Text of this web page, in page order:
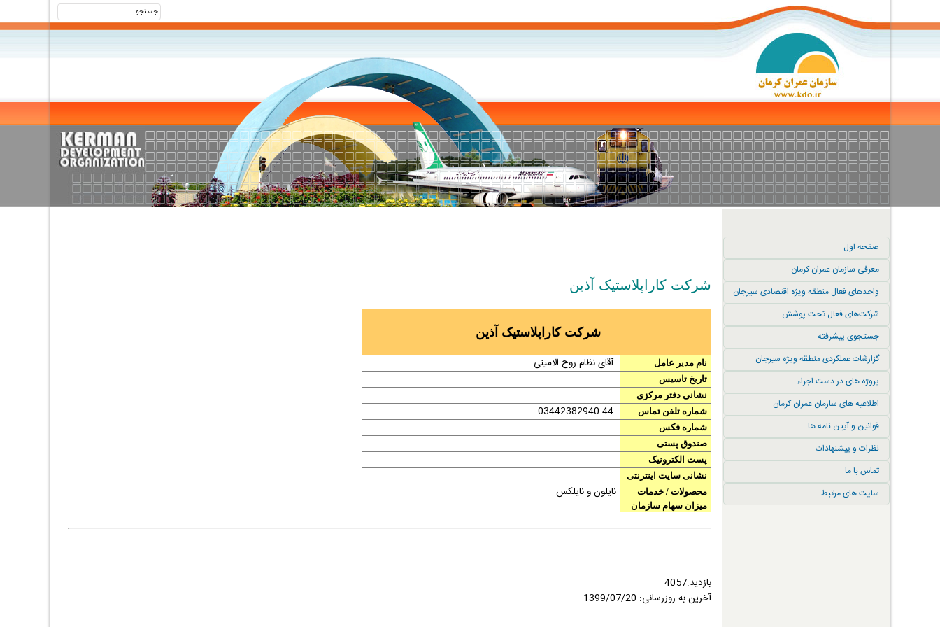
صفحه اول
معرفی سازمان عمران کرمان
واحدهای فعال منطقه ویژه اقتصادی سیرجان
شرکت‌های فعال تحت پوشش
جستجوی پیشرفته
گزارشات عملکردی منطقه ویژه سیرجان
پروژه های در دست اجراء
اطلاعیه های سازمان عمران کرمان
قوانین و آیین نامه ها
نظرات و پیشنهادات
تماس با ما
سایت های مرتبط
شرکت کاراپلاستیک آذین
شرکت کاراپلاستیک آذین
نام مدیر عامل آقای نظام روح الامینی
تاریخ تاسیس
نشانی دفتر مرکزی
شماره تلفن تماس
شماره فکس
صندوق پستی
پست الکترونیک
نشانی سایت اینترنتی
محصولات / خدمات
نایلون و نایلکس
میزان سهام سازمان
بازدید:4057
آخرین به روزرسانی: